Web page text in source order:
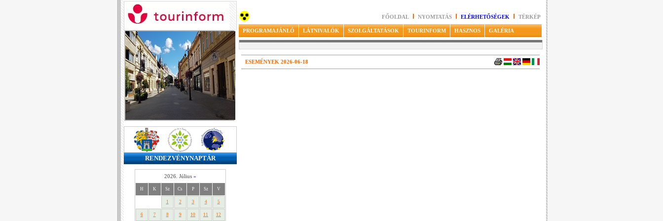
RENDEZVÉNYNAPTÁR
2026. Július »
H K Sz Cs P Sz V
1 2 3 4 5
6 7 8 9 10 11 12
FŐOLDAL NYOMTATÁS ELÉRHETŐSÉGEK TÉRKÉP
PROGRAMAJÁNLÓ LÁTNIVALÓK SZOLGÁLTATÁSOK TOURINFORM HASZNOS GALÉRIA
ESEMÉNYEK 2026-06-18